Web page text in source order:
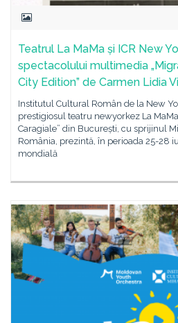
Teatrul La MaMa și ICR New
spectacolului multimedia
City Edition” de Carmen Lidia
Institutul Cultural Român de la New
prestigiosul teatru newyorkez La
Caragiale” din București, cu sprijinul
România, prezintă, în perioada 25-28
mondială